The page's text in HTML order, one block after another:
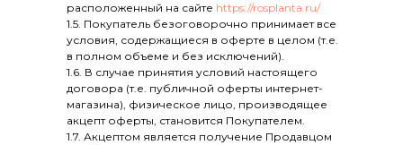
расположенный на сайте https://rosplanta.ru/
1.5. Покупатель безоговорочно принимает все
условия, содержащиеся в оферте в целом (т.е.
в полном объеме и без исключений).
1.6. В случае принятия условий настоящего
договора (т.е. публичной оферты интернет-
магазина), физическое лицо, производящее
акцепт оферты, становится Покупателем.
1.7. Акцептом является получение Продавцом